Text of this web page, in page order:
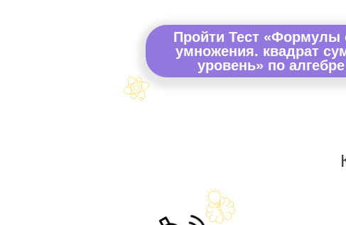
Пройти Тест «Формулы
умножения. квадрат
уровень» по